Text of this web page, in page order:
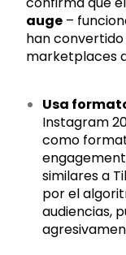
auge –
han
marketplaces
Usa
Instagram
como
similares a
por el
audiencias,